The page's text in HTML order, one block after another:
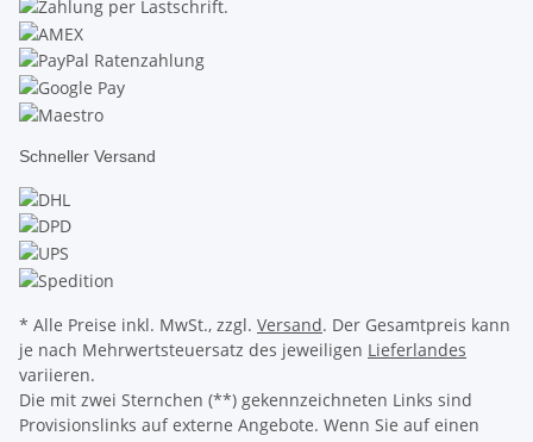
Schneller Versand
* Alle Preise inkl. MwSt., zzgl. Versand. Der Gesamtpreis kann
je nach Mehrwertsteuersatz des jeweiligen Lieferlandes
variieren.
Die mit zwei Sternchen (**) gekennzeichneten Links sind
Provisionslinks auf externe Angebote. Wenn Sie auf einen